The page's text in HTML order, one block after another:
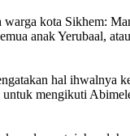
warga kota Sikhem:
anak Yerubaal,
hal ihwalnya
mengikuti